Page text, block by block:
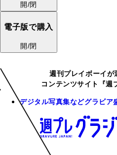
開/閉
電子版で購入
開/閉
週刊プレイボーイが
コンテンツサイト『週
デジタル写真集などグラビア